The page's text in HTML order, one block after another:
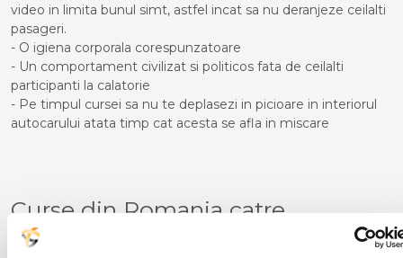
video in limita bunul simt, astfel incat sa nu deranjeze ceilalti
pasageri.
- O igiena corporala corespunzatoare
- Un comportament civilizat si politicos fata de ceilalti
participanti la calatorie
- Pe timpul cursei sa nu te deplasezi in picioare in interiorul
autocarului atata timp cat acesta se afla in miscare
Curse din Romania catre
NOVARA: